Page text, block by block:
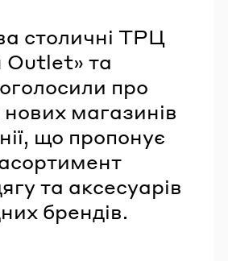
столичні ТРЦ
Outlet» та
про
нових магазинів
що пропонує
та аксесуарів
брендів.